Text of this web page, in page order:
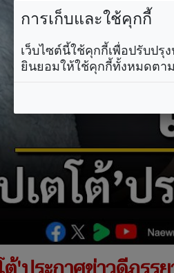
การเก็บและใช้คุกกี้
เว็บไซต์นี้ใช้คุกกี้เพื่อปรับปรุ
ยินยอมให้ใช้คุกกี้ทั้งหมดตา